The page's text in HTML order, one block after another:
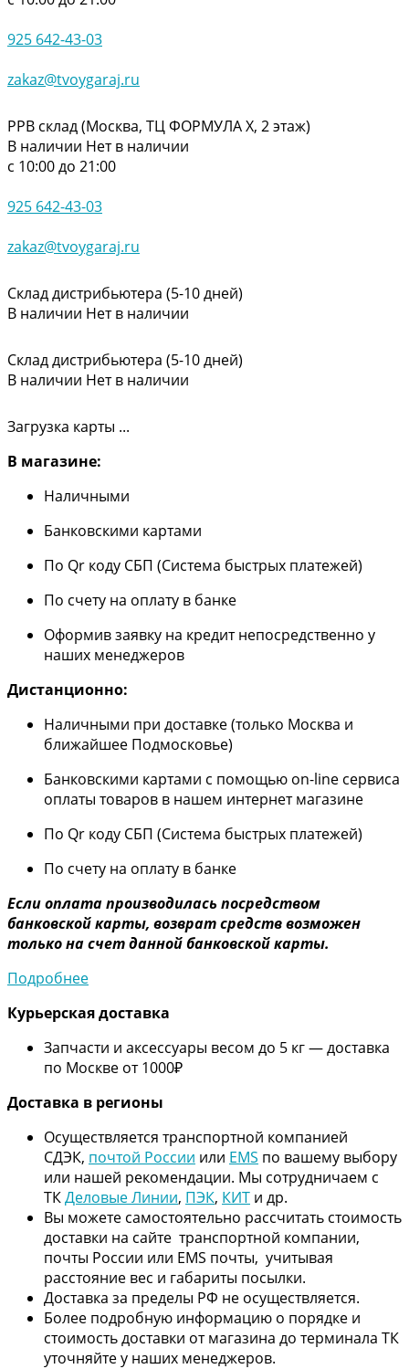
925 642-43-03
zakaz@tvoygaraj.ru
РРВ склад (Москва, ТЦ ФОРМУЛА Х, 2 этаж)
В наличии Нет в наличии
с 10:00 до 21:00
925 642-43-03
zakaz@tvoygaraj.ru
Склад дистрибьютера (5-10 дней)
В наличии Нет в наличии
Склад дистрибьютера (5-10 дней)
В наличии Нет в наличии
Загрузка карты ...
В магазине:
Наличными
Банковскими картами
По Qr коду СБП (Система быстрых платежей)
По счету на оплату в банке
Оформив заявку на кредит непосредственно у
наших менеджеров
Дистанционно:
Наличными при доставке (только Москва и
ближайшее Подмосковье)
Банковскими картами с помощью on-line сервиса
оплаты товаров в нашем интернет магазине
По Qr коду СБП (Система быстрых платежей)
По счету на оплату в банке
Если оплата производилась посредством
банковской карты, возврат средств возможен
только на счет данной банковской карты.
Подробнее
Курьерская доставка
Запчасти и аксессуары весом до 5 кг — доставка
по Москве от 1000₽
Доставка в регионы
Осуществляется транспортной компанией
СДЭК, почтой России или EMS по вашему выбору
или нашей рекомендации. Мы сотрудничаем с
ТКДеловые Линии, ПЭК, КИТ и др.
Вы можете самостоятельно рассчитать стоимость
доставки на сайте транспортной компании,
почты России или EMS почты, учитывая
расстояние вес и габариты посылки.
Доставка за пределы РФ не осуществляется.
Более подробную информацию о порядке и
стоимость доставки от магазина до терминала ТК
уточняйте у наших менеджеров.